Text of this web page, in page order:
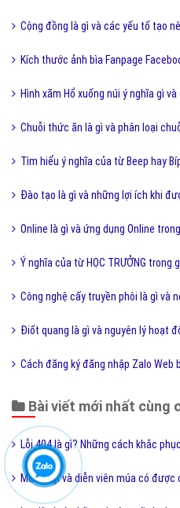
Cộng đồng là gì và các yếu tố tạo
Kích thước ảnh bìa Fanpage
Hình xăm Hổ xuống núi ý nghĩa gì
Chuỗi thức ăn là gì và phân loại
Tìm hiểu ý nghĩa của từ Beep hay
Đào tạo là gì và những lợi ích khi
Online là gì và ứng dụng Online
Ý nghĩa của từ HỌC TRƯỞNG trong
Công nghệ cấy truyền phôi là gì và
Điốt quang là gì và nguyên lý hoạt
Cách đăng ký đăng nhập Zalo Web
Bài viết mới nhất cùng
Lỗi 404 là gì? Những cách khắc
Múa là gì và diễn viên múa có được